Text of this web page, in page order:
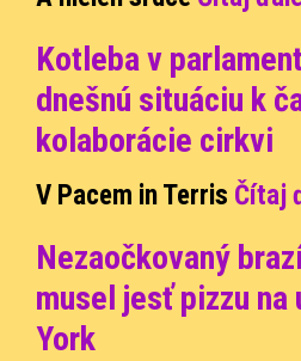
Kotleba v
dnešnú situáciu k
kolaborácie cirkvi
V Pacem in Terris Čítaj
Nezaočkovaný
musel jesť pizzu na
York